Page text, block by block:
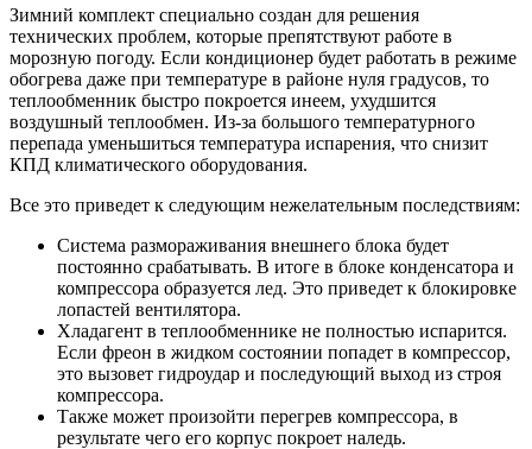
Зимний комплект специально создан для решения
технических проблем, которые препятствуют работе в
морозную погоду. Если кондиционер будет работать в режиме
обогрева даже при температуре в районе нуля градусов, то
теплообменник быстро покроется инеем, ухудшится
воздушный теплообмен. Из-за большого температурного
перепада уменьшиться температура испарения, что снизит
КПД климатического оборудования.
Все это приведет к следующим нежелательным последствиям:
Система размораживания внешнего блока будет
постоянно срабатывать. В итоге в блоке конденсатора и
компрессора образуется лед. Это приведет к блокировке
лопастей вентилятора.
Хладагент в теплообменнике не полностью испарится.
Если фреон в жидком состоянии попадет в компрессор,
это вызовет гидроудар и последующий выход из строя
компрессора.
Также может произойти перегрев компрессора, в
результате чего его корпус покроет наледь.